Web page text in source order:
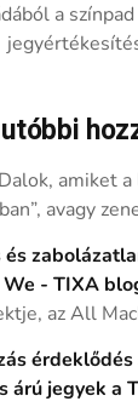
a
amiket
avagy
és
- TIXA
az All
árú jegyek a